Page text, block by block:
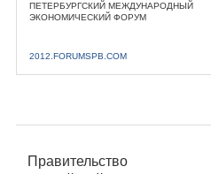
ПЕТЕРБУРГСКИЙ МЕЖДУНАРОДНЫЙ
ЭКОНОМИЧЕСКИЙ ФОРУМ
2012.FORUMSPB.COM
Правительство